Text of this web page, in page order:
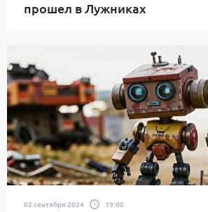
прошел в Лужниках
02 сентября 2024 19:00